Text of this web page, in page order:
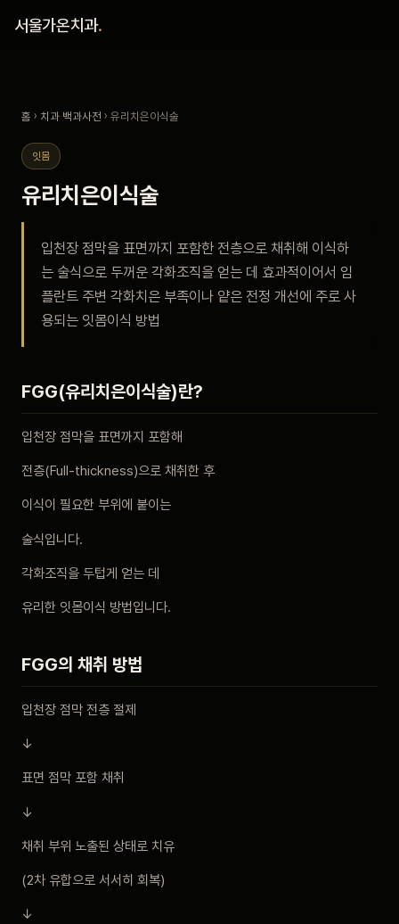
서울가온치과.
진료 안내
안내
예약 안내
공지사항
자주 묻는 질문
홈 › 치과 백과사전 › 유리치은이식술
잇몸
유리치은이식술
입천장 점막을 표면까지 포함한 전층으로 채취해 이식하
는 술식으로 두꺼운 각화조직을 얻는 데 효과적이어서 임
플란트 주변 각화치은 부족이나 얕은 전정 개선에 주로 사
용되는 잇몸이식 방법
FGG(유리치은이식술)란?
입천장 점막을 표면까지 포함해
전층(Full-thickness)으로 채취한 후
이식이 필요한 부위에 붙이는
술식입니다.
각화조직을 두텁게 얻는 데
유리한 잇몸이식 방법입니다.
FGG의 채취 방법
입천장 점막 전층 절제
↓
표면 점막 포함 채취
↓
채취 부위 노출된 상태로 치유
(2차 유합으로 서서히 회복)
↓